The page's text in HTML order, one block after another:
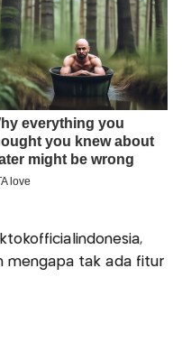
mengapa tak ada fitur